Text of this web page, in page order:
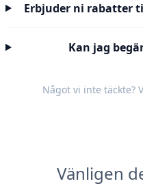
Erbjuder ni rabatter
Kan jag
Något vi inte täckte?
Vänligen